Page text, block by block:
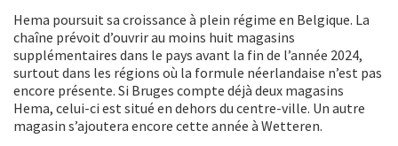
Hema poursuit sa croissance à plein régime en Belgique. La
chaîne prévoit d’ouvrir au moins huit magasins
supplémentaires dans le pays avant la fin de l’année 2024,
surtout dans les régions où la formule néerlandaise n’est pas
encore présente. Si Bruges compte déjà deux magasins
Hema, celui-ci est situé en dehors du centre-ville. Un autre
magasin s’ajoutera encore cette année à Wetteren.